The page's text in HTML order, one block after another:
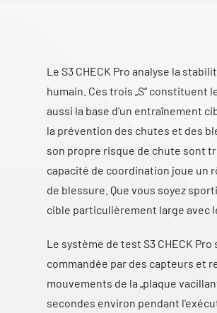
Le S3 CHECK Pro analyse la
humain. Ces trois „S“
aussi la base d'un entraînement
la prévention des chutes et des
son propre risque de chute sont
capacité de coordination joue un
de blessure. Que vous soyez
cible particulièrement large avec
Le système de test S3 CHECK
commandée par des capteurs et
mouvements de la „plaque
secondes environ pendant